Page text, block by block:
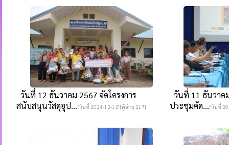
วันที่ 12 ธันวาคม 2567 จัดโครงการ
สนับสนุนวัสดุอุป...[วันที่ 2024-12-12][ผู้อ่าน 217]
วันที่ 11 ธันวาค
ประชุมคัด...[วันที่